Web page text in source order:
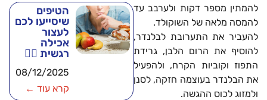
להמתין מספר דקות ולערבב עד
להמסה מלאה של השוקולד.
להעביר את התערובת לבלנדר,
להוסיף את הרום הלבן, גרידת
התפוז וקוביות הקרח, ולהפעיל
את הבלנדר בעוצמה חזקה, לסנן
ולמזוג לכוס ההגשה.
הטיפים
שיסייעו לכם
לעצור
אכילה
רגשית 🧘‍♂️
08/12/2025
קרא עוד ←